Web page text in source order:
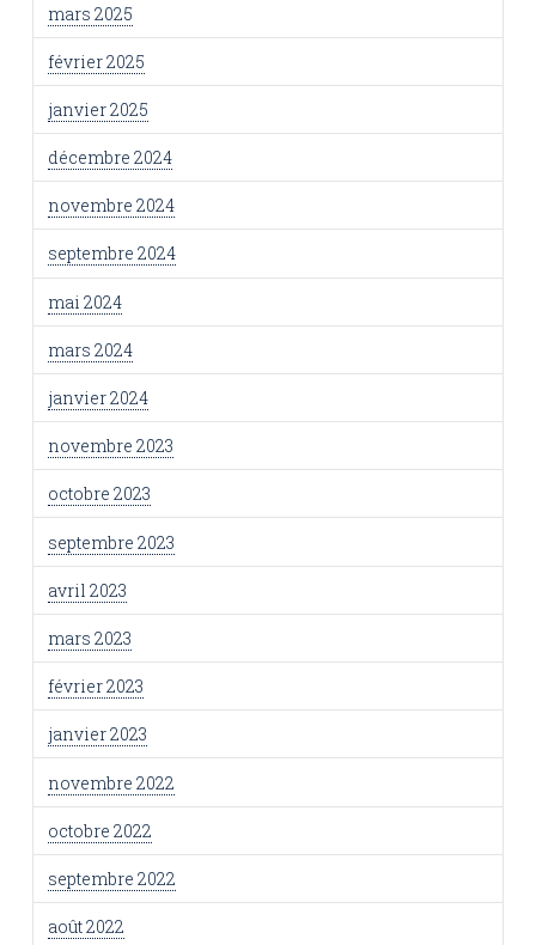
mars 2025
février 2025
janvier 2025
décembre 2024
novembre 2024
septembre 2024
mai 2024
mars 2024
janvier 2024
novembre 2023
octobre 2023
septembre 2023
avril 2023
mars 2023
février 2023
janvier 2023
novembre 2022
octobre 2022
septembre 2022
août 2022